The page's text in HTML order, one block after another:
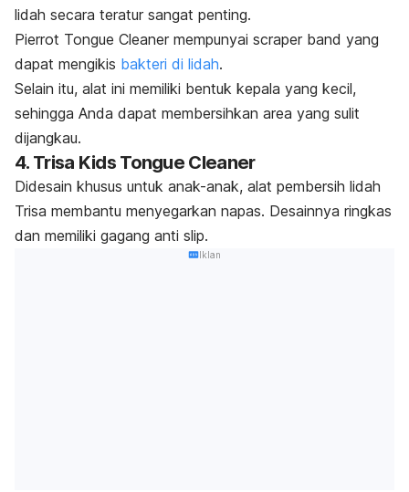
lidah secara teratur sangat penting.
Pierrot Tongue Cleaner mempunyai scraper band yang
dapat mengikis bakteri di lidah.
Selain itu, alat ini memiliki bentuk kepala yang kecil,
sehingga Anda dapat membersihkan area yang sulit
dijangkau.
4. Trisa Kids Tongue Cleaner
Didesain khusus untuk anak-anak, alat pembersih lidah
Trisa membantu menyegarkan napas. Desainnya ringkas
dan memiliki gagang anti slip.
Iklan